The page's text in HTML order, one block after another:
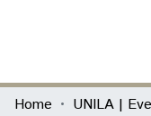
Communities &
Home UNILA |